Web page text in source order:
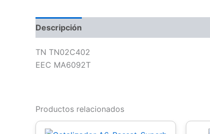
Descripción
TN TN02C402
EEC MA6092T
Productos relacionados